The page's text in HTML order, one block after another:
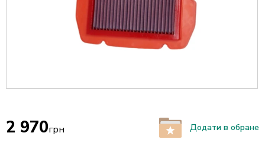
2 970грн Додати в обране